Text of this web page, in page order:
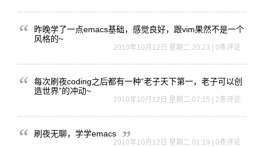
昨晚学了一点emacs基础，感觉良好，跟vim果然不是一个
风格的~
2010年10月12日 星期二 20:23 | 0条评论
每次刷夜coding之后都有一种“老子天下第一，老子可以创
造世界”的冲动~
2010年10月12日 星期二 07:15 | 2条评论
刷夜无聊，学学emacs
2010年10月12日 星期二 01:19 | 0条评论